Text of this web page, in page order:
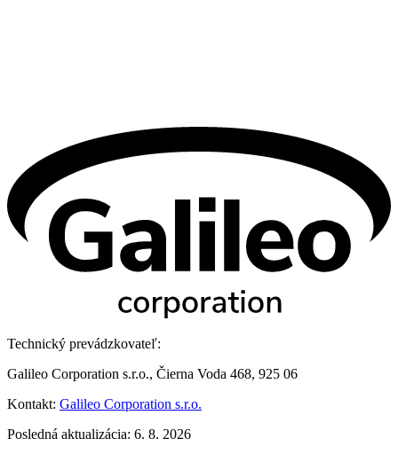
Technický prevádzkovateľ:
Galileo Corporation s.r.o., Čierna Voda 468, 925 06
Kontakt: Galileo Corporation s.r.o.
Posledná aktualizácia: 6. 8. 2026